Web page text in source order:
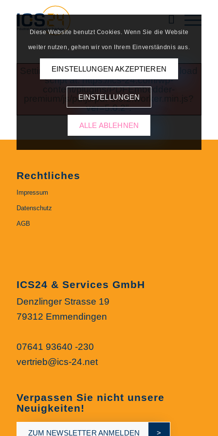
Setting up fake worker failed: "Cannot load
script at: https://ics-24.com/wp-
content/plugins/PDFEmbedder-
premium/js/pdfjs/pdf-5.0.2.worker.min.js?
ver=5.0.2".
Rechtliches
Impressum
Datenschutz
AGB
ICS24 & Services GmbH
Denzlinger Strasse 19
79312 Emmendingen
07641 93640 -230
vertrieb@ics-24.net
Verpassen Sie nicht unsere
Neuigkeiten!
ZUM NEWSLETTER ANMELDEN
Diese Website benutzt Cookies. Wenn Sie die Website
weiter nutzen, gehen wir von Ihrem Einverständnis aus.
EINSTELLUNGEN AKZEPTIEREN
EINSTELLUNGEN
ALLE ABLEHNEN